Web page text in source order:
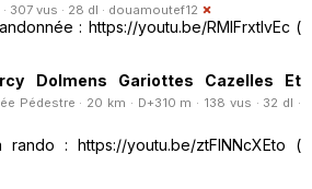
307 vus · 28 dl · douamoutef12
: https://youtu.be/RMlFrxtIvEc (
Dolmens Gariottes Cazelles Et
Pédestre · 20 km · D+310 m · 138 vus · 32 dl ·
: https://youtu.be/ztFlNNcXEto (